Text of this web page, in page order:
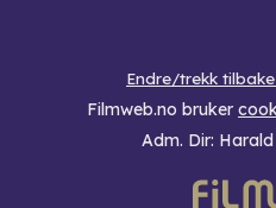
Endre/trekk
Filmweb.no bruker
Adm. Dir: